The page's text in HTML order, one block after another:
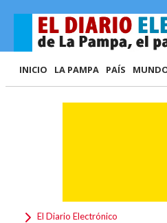
INICIO LA PAMPA PAÍS
El Diario Electrónico